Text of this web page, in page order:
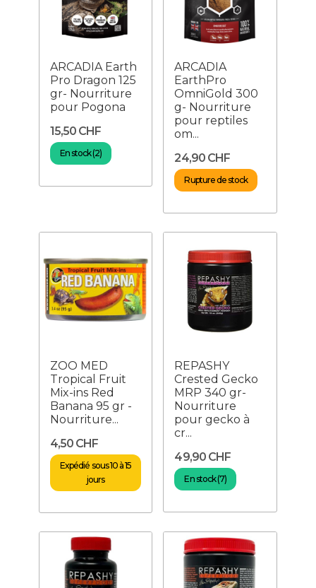
ARCADIA Earth
Pro Dragon 125
gr- Nourriture
pour Pogona
15,50 CHF
En stock (2)
ARCADIA
EarthPro
OmniGold 300
g- Nourriture
pour reptiles
om...
24,90 CHF
Rupture de stock
ZOO MED
Tropical Fruit
Mix-ins Red
Banana 95 gr -
Nourriture...
4,50 CHF
Expédié sous 10 à 15
jours
REPASHY
Crested Gecko
MRP 340 gr-
Nourriture
pour gecko à
cr...
49,90 CHF
En stock (7)